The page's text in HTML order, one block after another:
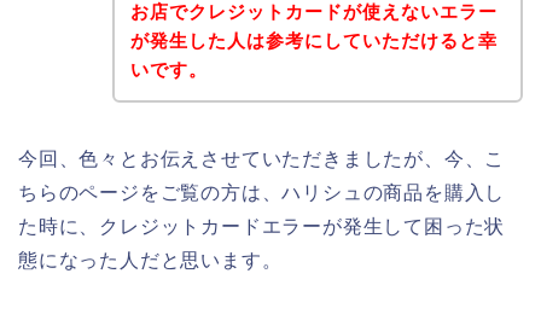
お店でクレジットカードが使えないエラー
が発生した人は参考にしていただけると幸
いです。
今回、色々とお伝えさせていただきましたが、今、こ
ちらのページをご覧の方は、ハリシュの商品を購入し
た時に、クレジットカードエラーが発生して困った状
態になった人だと思います。